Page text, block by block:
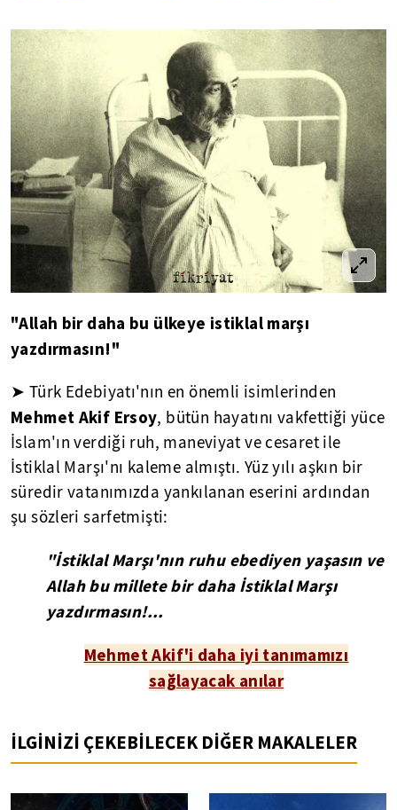
"Allah bir daha bu ülkeye istiklal marşı
yazdırmasın!"
➤ Türk Edebiyatı'nın en önemli isimlerinden
Mehmet Akif Ersoy, bütün hayatını vakfettiği yüce
İslam'ın verdiği ruh, maneviyat ve cesaret ile
İstiklal Marşı'nı kaleme almıştı. Yüz yılı aşkın bir
süredir vatanımızda yankılanan eserini ardından
şu sözleri sarfetmişti:
"İstiklal Marşı'nın ruhu ebediyen yaşasın ve
Allah bu millete bir daha İstiklal Marşı
yazdırmasın!...
Mehmet Akif'i daha iyi tanımamızı
sağlayacak anılar
İLGİNİZİ ÇEKEBİLECEK DİĞER MAKALELER